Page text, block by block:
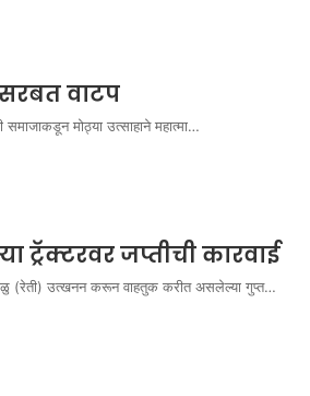
सरबत वाटप
मोठ्या उत्साहाने महात्मा…
ट्रॅक्टरवर जप्तीची कारवाई
वाळु (रेती) उत्खनन करून वाहतुक करीत असलेल्या गुप्त…